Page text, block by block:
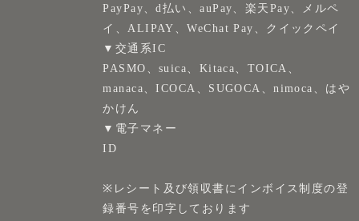
PayPay、d払い、auPay、楽天Pay、メルペ
イ、ALIPAY、WeChat Pay、クイックペイ
▼交通系IC
PASMO、suica、Kitaca、TOICA、
manaca、ICOCA、SUGOCA、nimoca、はや
かけん
▼電子マネー
ID
※レシート及び領収書にインボイス制度の登
録番号を印字しております